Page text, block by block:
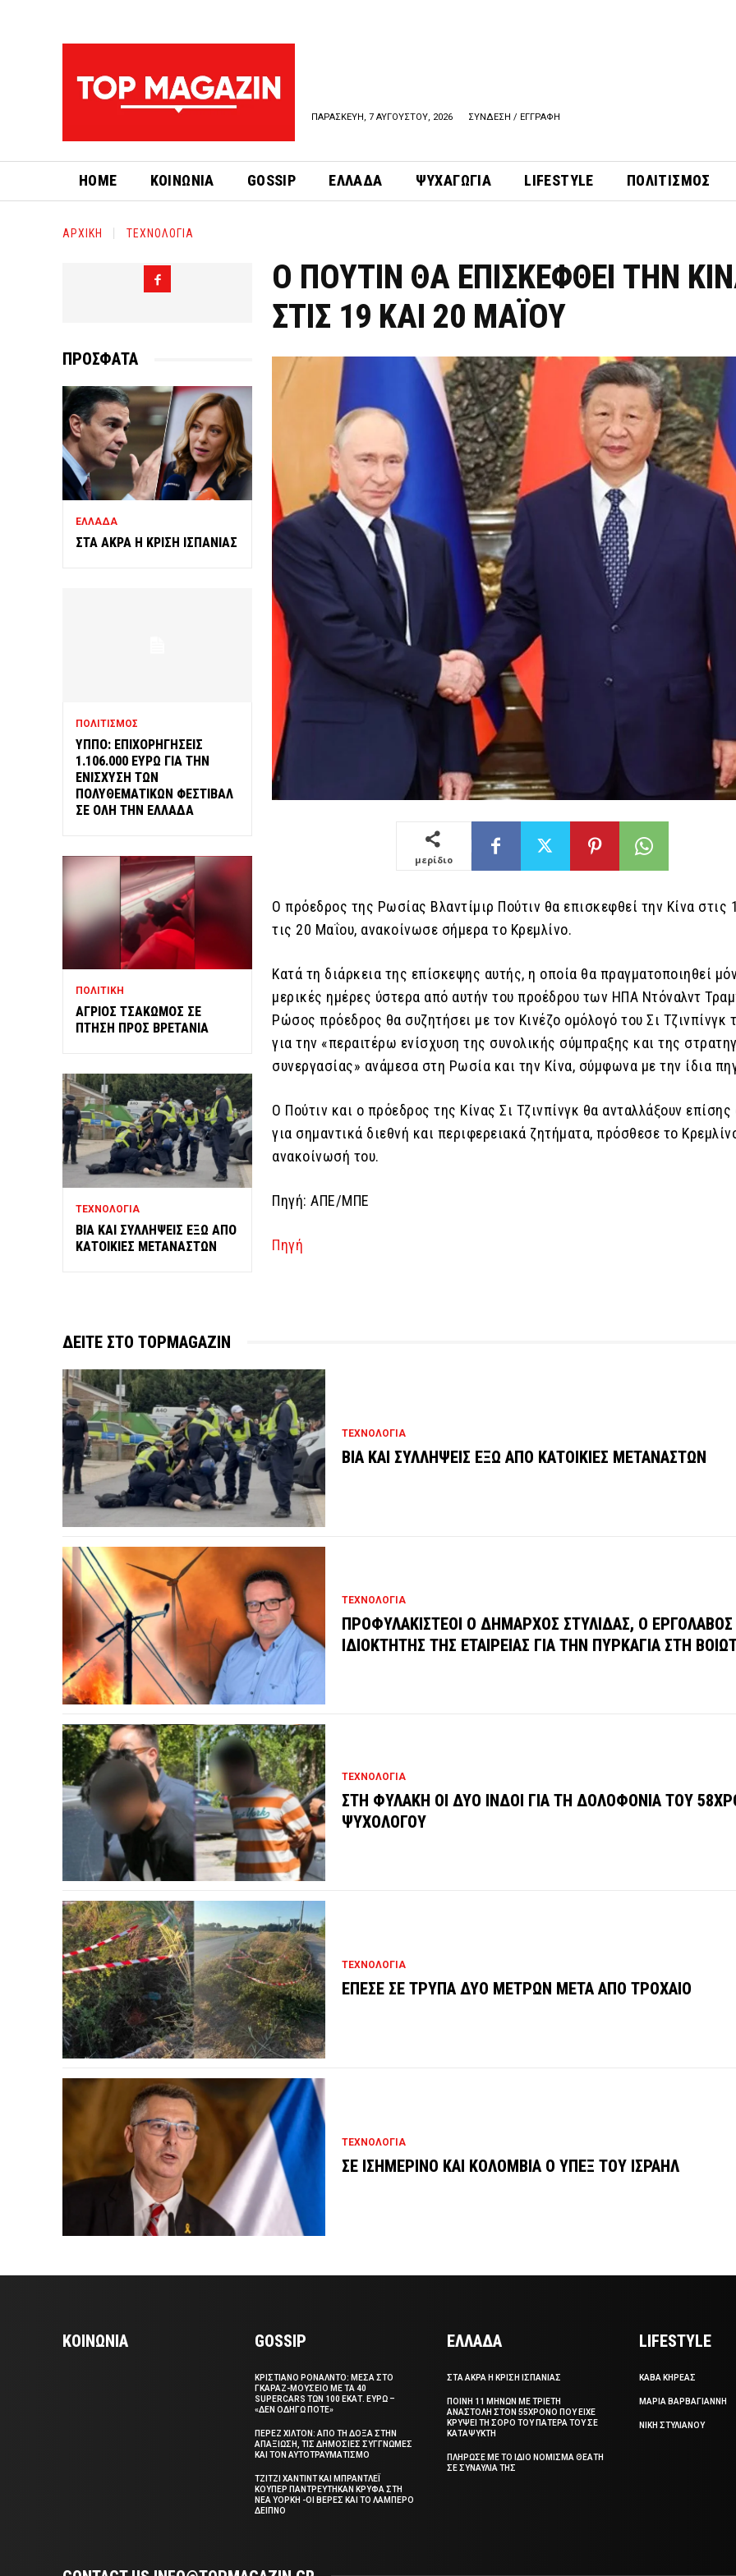
ΠΑΡΑΣΚΕΥΗ, 7 ΑΥΓΟΥΣΤΟΥ, 2026 ΣΥΝΔΕΣΗ / ΕΓΓΡΑΦΗ
HOME ΚΟΙΝΩΝΙΑ GOSSIP ΕΛΛΑΔΑ ΨΥΧΑΓΩΓΙΑ LIFESTYLE ΠΟΛΙΤΙΣΜΟΣ
ΑΡΧΙΚΗ ΤΕΧΝΟΛΟΓΙΑ
ΠΡΟΣΦΑΤΑ
ΕΛΛΑΔΑ
ΣΤΑ ΑΚΡΑ Η ΚΡΙΣΗ ΙΣΠΑΝΙΑΣ
ΠΟΛΙΤΙΣΜΟΣ
ΥΠΠΟ: ΕΠΙΧΟΡΗΓΗΣΕΙΣ
1.106.000 ΕΥΡΩ ΓΙΑ ΤΗΝ
ΕΝΙΣΧΥΣΗ ΤΩΝ
ΠΟΛΥΘΕΜΑΤΙΚΩΝ ΦΕΣΤΙΒΑΛ
ΣΕ ΟΛΗ ΤΗΝ ΕΛΛΑΔΑ
ΠΟΛΙΤΙΚΗ
ΑΓΡΙΟΣ ΤΣΑΚΩΜΟΣ ΣΕ
ΠΤΗΣΗ ΠΡΟΣ ΒΡΕΤΑΝΙΑ
ΤΕΧΝΟΛΟΓΙΑ
ΒΙΑ ΚΑΙ ΣΥΛΛΗΨΕΙΣ ΕΞΩ ΑΠΟ
ΚΑΤΟΙΚΙΕΣ ΜΕΤΑΝΑΣΤΩΝ
Ο ΠΟΥΤΙΝ ΘΑ ΕΠΙΣΚΕΦΘΕΙ ΤΗΝ
ΣΤΙΣ 19 ΚΑΙ 20 ΜΑΪΟΥ
μερίδιο
Ο πρόεδρος της Ρωσίας Βλαντίμιρ Πούτιν θα επισκεφθεί την Κίνα στις
τις 20 Μαΐου, ανακοίνωσε σήμερα το Κρεμλίνο.
Κατά τη διάρκεια της επίσκεψης αυτής, η οποία θα πραγματοποιηθεί
μερικές ημέρες ύστερα από αυτήν του προέδρου των ΗΠΑ Ντόναλντ
Ρώσος πρόεδρος θα συζητήσει με τον Κινέζο ομόλογό του Σι Τζινπίνγκ
για την «περαιτέρω ενίσχυση της συνολικής σύμπραξης και της
συνεργασίας» ανάμεσα στη Ρωσία και την Κίνα, σύμφωνα με την ίδια
Ο Πούτιν και ο πρόεδρος της Κίνας Σι Τζινπίνγκ θα ανταλλάξουν
για σημαντικά διεθνή και περιφερειακά ζητήματα, πρόσθεσε το
ανακοίνωσή του.
Πηγή: ΑΠΕ/ΜΠΕ
Πηγή
ΔΕΙΤΕ ΣΤΟ TOPMAGAZIN
ΤΕΧΝΟΛΟΓΙΑ
ΒΙΑ ΚΑΙ ΣΥΛΛΗΨΕΙΣ ΕΞΩ ΑΠΟ ΚΑΤΟΙΚΙΕΣ ΜΕΤΑΝΑΣΤΩΝ
ΤΕΧΝΟΛΟΓΙΑ
ΠΡΟΦΥΛΑΚΙΣΤΕΟΙ Ο ΔΗΜΑΡΧΟΣ ΣΤΥΛΙΔΑΣ, Ο ΕΡΓΟΛΑΒΟΣ
ΙΔΙΟΚΤΗΤΗΣ ΤΗΣ ΕΤΑΙΡΕΙΑΣ ΓΙΑ ΤΗΝ ΠΥΡΚΑΓΙΑ ΣΤΗ
ΤΕΧΝΟΛΟΓΙΑ
ΣΤΗ ΦΥΛΑΚΗ ΟΙ ΔΥΟ ΙΝΔΟΙ ΓΙΑ ΤΗ ΔΟΛΟΦΟΝΙΑ ΤΟΥ
ΨΥΧΟΛΟΓΟΥ
ΤΕΧΝΟΛΟΓΙΑ
ΕΠΕΣΕ ΣΕ ΤΡΥΠΑ ΔΥΟ ΜΕΤΡΩΝ ΜΕΤΑ ΑΠΟ ΤΡΟΧΑΙΟ
ΤΕΧΝΟΛΟΓΙΑ
ΣΕ ΙΣΗΜΕΡΙΝΟ ΚΑΙ ΚΟΛΟΜΒΙΑ Ο ΥΠΕΞ ΤΟΥ ΙΣΡΑΗΛ
ΚΟΙΝΩΝΙΑ GOSSIP
ΚΡΙΣΤΙΑΝΟ ΡΟΝΑΛΝΤΟ: ΜΕΣΑ ΣΤΟ
ΓΚΑΡΑΖ-ΜΟΥΣΕΙΟ ΜΕ ΤΑ 40
SUPERCARS ΤΩΝ 100 ΕΚΑΤ. ΕΥΡΩ –
«ΔΕΝ ΟΔΗΓΩ ΠΟΤΕ»
ΠΕΡΕΖ ΧΙΛΤΟΝ: ΑΠΟ ΤΗ ΔΟΞΑ ΣΤΗΝ
ΑΠΑΞΙΩΣΗ, ΤΙΣ ΔΗΜΟΣΙΕΣ ΣΥΓΓΝΩΜΕΣ
ΚΑΙ ΤΟΝ ΑΥΤΟΤΡΑΥΜΑΤΙΣΜΟ
ΤΖΙΤΖΙ ΧΑΝΤΙΝΤ ΚΑΙ ΜΠΡΑΝΤΛΕΪ
ΚΟΥΠΕΡ ΠΑΝΤΡΕΥΤΗΚΑΝ ΚΡΥΦΑ ΣΤΗ
ΝΕΑ ΥΟΡΚΗ -ΟΙ ΒΕΡΕΣ ΚΑΙ ΤΟ ΛΑΜΠΕΡΟ
ΔΕΙΠΝΟ
ΕΛΛΑΔΑ
ΣΤΑ ΑΚΡΑ Η ΚΡΙΣΗ ΙΣΠΑΝΙΑΣ
ΠΟΙΝΗ 11 ΜΗΝΩΝ ΜΕ ΤΡΙΕΤΗ
ΑΝΑΣΤΟΛΗ ΣΤΟΝ 55ΧΡΟΝΟ ΠΟΥ ΕΙΧΕ
ΚΡΥΨΕΙ ΤΗ ΣΟΡΟ ΤΟΥ ΠΑΤΕΡΑ ΤΟΥ ΣΕ
ΚΑΤΑΨΥΚΤΗ
ΠΛΗΡΩΣΕ ΜΕ ΤΟ ΙΔΙΟ ΝΟΜΙΣΜΑ ΘΕΑΤΗ
ΣΕ ΣΥΝΑΥΛΙΑ ΤΗΣ
LIFESTYLE
ΚΑΒΑ ΚΗΡΕΑΣ
ΜΑΡΙΑ ΒΑΡΒΑΓΙΑΝΝΗ
ΝΙΚΗ ΣΤΥΛΙΑΝΟΥ